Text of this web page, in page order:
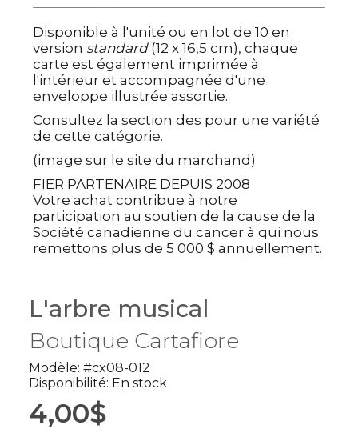
Disponibleà l'unité ouen lot de 10en
version standard(12 x 16,5 cm), chaque
carte est également imprimée à
l'intérieur et accompagnée d'une
enveloppe illustrée assortie.
Consultez la section des pour une variété
de cette catégorie.
(image sur le site du marchand)
FIER PARTENAIRE DEPUIS 2008
Votre achat contribue à notre
participation au soutien de la cause de la
Société canadienne du cancer à qui nous
remettons plus de 5 000 $ annuellement.
L'arbre musical
Boutique Cartafiore
Modèle: #cx08-012
Disponibilité: En stock
4,00$